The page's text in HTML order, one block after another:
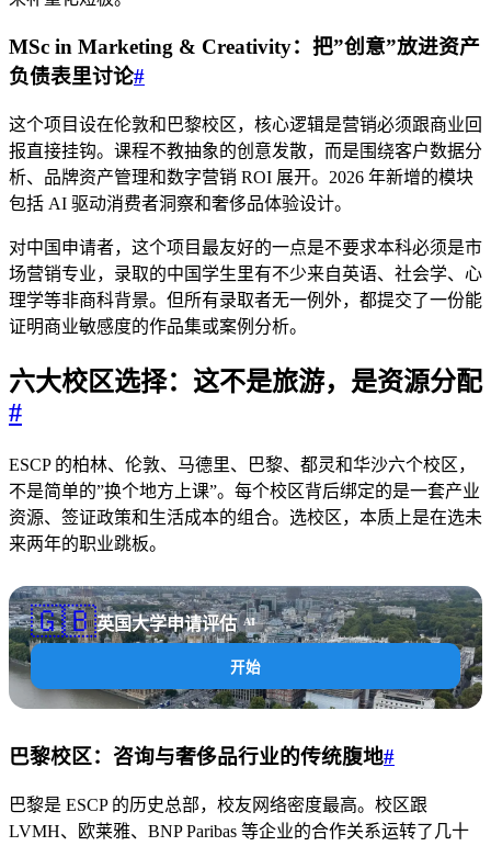
MSc in Marketing & Creativity：把”创意”放进资产
负债表里讨论#
这个项目设在伦敦和巴黎校区，核心逻辑是营销必须跟商业回
报直接挂钩。课程不教抽象的创意发散，而是围绕客户数据分
析、品牌资产管理和数字营销 ROI 展开。2026 年新增的模块
包括 AI 驱动消费者洞察和奢侈品体验设计。
对中国申请者，这个项目最友好的一点是不要求本科必须是市
场营销专业，录取的中国学生里有不少来自英语、社会学、心
理学等非商科背景。但所有录取者无一例外，都提交了一份能
证明商业敏感度的作品集或案例分析。
六大校区选择：这不是旅游，是资源分配
#
ESCP 的柏林、伦敦、马德里、巴黎、都灵和华沙六个校区，
不是简单的”换个地方上课”。每个校区背后绑定的是一套产业
资源、签证政策和生活成本的组合。选校区，本质上是在选未
来两年的职业跳板。
🇬🇧英国大学申请评估 AI
开始
巴黎校区：咨询与奢侈品行业的传统腹地#
巴黎是 ESCP 的历史总部，校友网络密度最高。校区跟
LVMH、欧莱雅、BNP Paribas 等企业的合作关系运转了几十